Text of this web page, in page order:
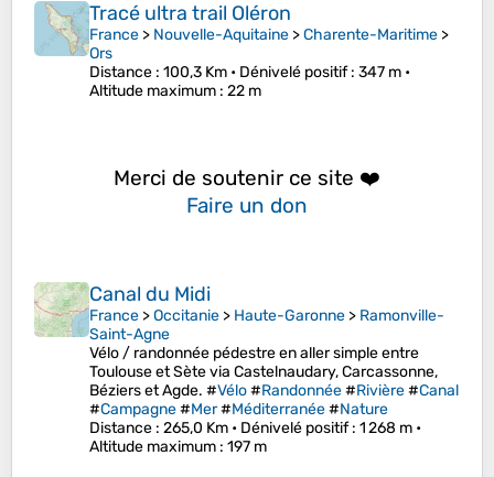
Tracé ultra trail Oléron
France > Nouvelle-Aquitaine >Charente-Maritime >
Ors
Distance : 100,3 Km • Dénivelé positif: 347 m •
Altitude maximum : 22 m
Merci de soutenir ce site ❤️
Faire un don
Canal du Midi
France >Occitanie > Haute-Garonne > Ramonville-
Saint-Agne
Vélo / randonnée pédestre en aller simple entre
Toulouse et Sète via Castelnaudary, Carcassonne,
Béziers et Agde. #Vélo#Randonnée#Rivière#Canal
#Campagne#Mer#Méditerranée#Nature
Distance : 265,0 Km • Dénivelé positif: 1 268 m •
Altitude maximum : 197 m